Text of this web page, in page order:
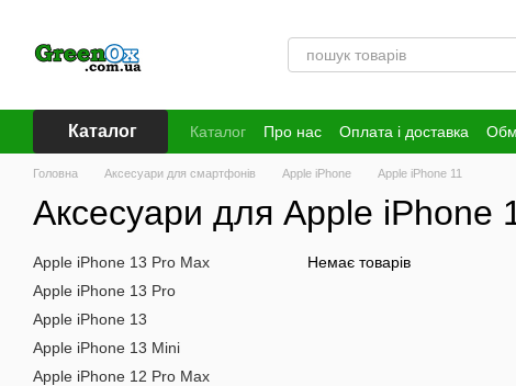
Каталог Каталог Про нас Оплата і доставка
Головна Аксесуари для смартфонів Apple iPhone Apple iPhone 11
Аксесуари для Apple iPhone
Немає товарів
Apple iPhone 13 Pro Max
Apple iPhone 13 Pro
Apple iPhone 13
Apple iPhone 13 Mini
Apple iPhone 12 Pro Max